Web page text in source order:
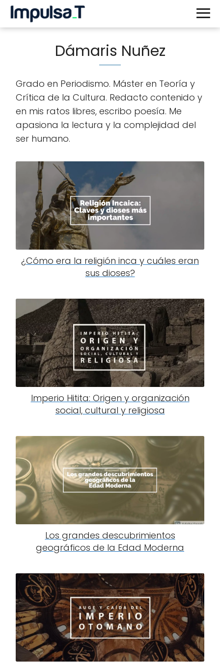
Dámaris Nuñez
Grado en Periodismo. Máster en Teoría y
Crítica de la Cultura. Redacto contenido y
en mis ratos libres, escribo poesía. Me
apasiona la lectura y la complejidad del
ser humano.
¿Cómo era la religión inca y cuáles eran
sus dioses?
Imperio Hitita: Origen y organización
social, cultural y religiosa
Los grandes descubrimientos
geográficos de la Edad Moderna